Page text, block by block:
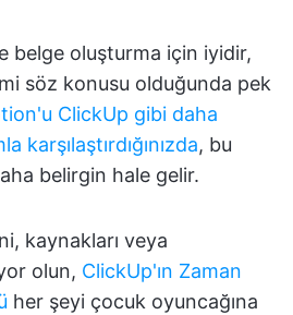
belge oluşturma için iyidir,
söz konusu olduğunda pek
ClickUp gibi daha
karşılaştırdığınızda, bu
belirgin hale gelir.
kaynakları veya
olun, ClickUp'ın Zaman
her şeyi çocuk oyuncağına